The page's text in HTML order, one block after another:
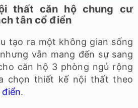
thất căn hộ chung cư
tân cổ điển
tạo ra một không gian sống
vẫn mang đến sự sang
căn hộ 3 phòng ngủ rộng
chọn thiết kế nội thất theo
.